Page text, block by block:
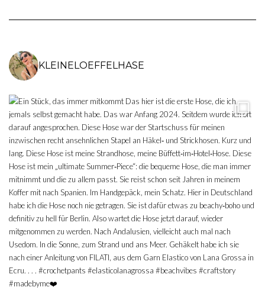
KLEINELOEFFELHASE